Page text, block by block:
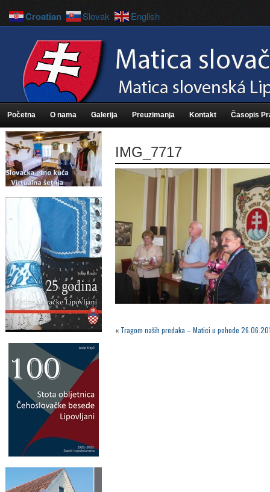
Početna O nama Galerija Preuzimanja Kontakt Časopis
IMG_7717
« Tragom naših predaka – Matici u pohode
Croatian Slovak English